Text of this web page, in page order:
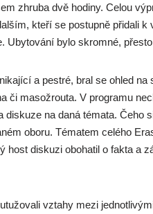
zhruba dvě hodiny. Celou
kteří se postupně přidali k
Ubytování bylo skromné,
a pestré, bral se ohled
či masožrouta. V programu
na daná témata. Čeho
oboru. Tématem celého
host diskuzi obohatil o fakta a
vztahy mezi